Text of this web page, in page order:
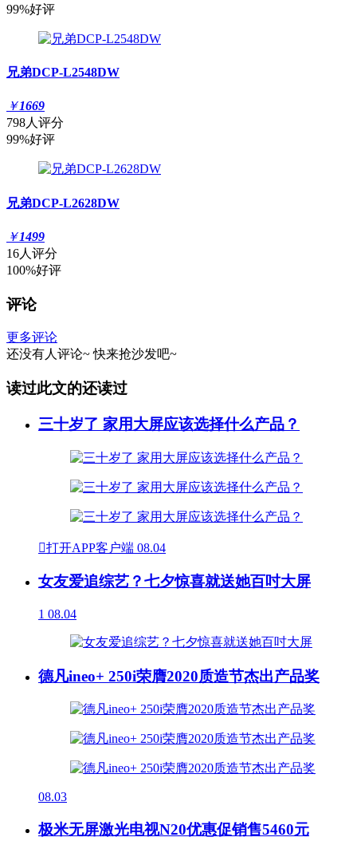
99%好评
兄弟DCP-L2548DW
￥1669
798人评分
99%好评
兄弟DCP-L2628DW
￥1499
16人评分
100%好评
评论
更多评论
还没有人评论~ 快来抢沙发吧~
读过此文的还读过
三十岁了 家用大屏应该选择什么产品？
打开APP客户端 08.04
女友爱追综艺？七夕惊喜就送她百吋大屏
1 08.04
德凡ineo+ 250i荣膺2020质造节杰出产品奖
08.03
极米无屏激光电视N20优惠促销售5460元